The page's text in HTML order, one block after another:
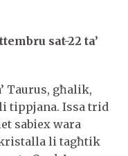
sat-22 ta’
Taurus, għalik,
tippjana. Issa trid
sabiex wara
li tagħtik